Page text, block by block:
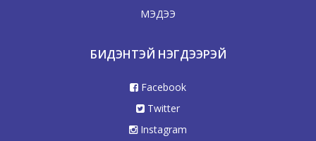
МЭДЭЭ
БИДЭНТЭЙ НЭГДЭЭРЭЙ
Facebook
Twitter
Instagram